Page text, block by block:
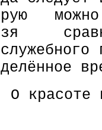
красоте